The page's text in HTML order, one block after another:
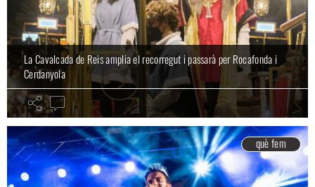
La Cavalcada de Reis amplia el recorregut i passarà per Rocafonda i
Cerdanyola
què fem